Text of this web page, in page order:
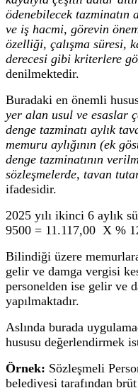
ödenebilecek tazminatın
ve iş hacmi, görevin
özelliği, çalışma süresi,
derecesi gibi kriterlere
denilmektedir.
Buradaki en önemli
yer alan usul ve esaslar
denge tazminatı aylık
memuru aylığının (ek
denge tazminatının
sözleşmelerde, tavan
ifadesidir.
2025 yılı ikinci 6 aylık
9500 = 11.117,00 X %
Bilindiği üzere
gelir ve damga vergisi
personelden ise gelir ve
yapılmaktadır.
Aslında burada
hususu değerlendirmek
Örnek: Sözleşmeli
belediyesi tarafından